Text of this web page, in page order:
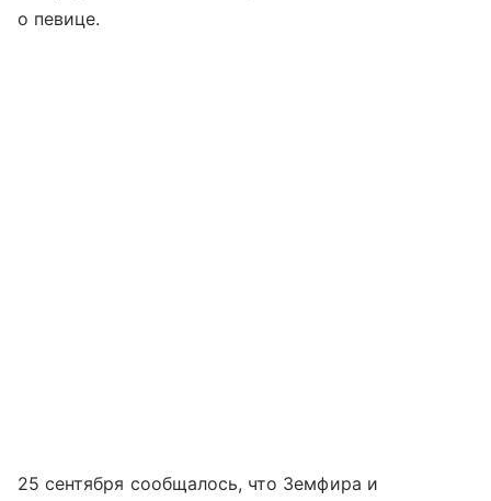
о певице.
25 сентября сообщалось, что Земфира и